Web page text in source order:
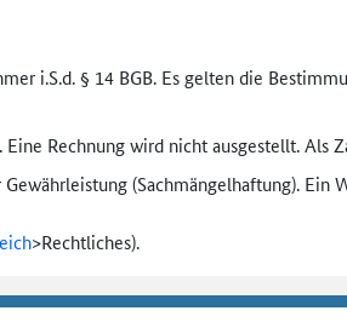
i.S.d. § 14 BGB. Es gelten die
Rechnung wird nicht ausgestellt. Als
(Sachmängel­haftung). Ein
>Rechtliches).